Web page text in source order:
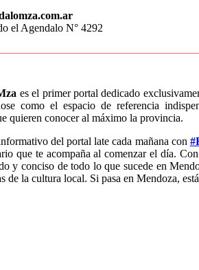
el Agendalo N° 4292
es el primer portal dedicado
como el espacio de referencia
quieren conocer al máximo la provincia.
del portal late cada mañana con
que te acompaña al comenzar el día.
y conciso de todo lo que sucede en
de la cultura local. Si pasa en Mendoza,